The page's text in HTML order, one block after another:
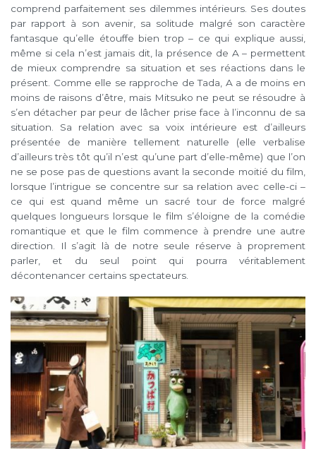
comprend parfaitement ses dilemmes intérieurs. Ses doutes
par rapport à son avenir, sa solitude malgré son caractère
fantasque qu’elle étouffe bien trop – ce qui explique aussi,
même si cela n’est jamais dit, la présence de A – permettent
de mieux comprendre sa situation et ses réactions dans le
présent. Comme elle se rapproche de Tada, A a de moins en
moins de raisons d’être, mais Mitsuko ne peut se résoudre à
s’en détacher par peur de lâcher prise face à l’inconnu de sa
situation. Sa relation avec sa voix intérieure est d’ailleurs
présentée de manière tellement naturelle (elle verbalise
d’ailleurs très tôt qu’il n’est qu’une part d’elle-même) que l’on
ne se pose pas de questions avant la seconde moitié du film,
lorsque l’intrigue se concentre sur sa relation avec celle-ci –
ce qui est quand même un sacré tour de force malgré
quelques longueurs lorsque le film s’éloigne de la comédie
romantique et que le film commence à prendre une autre
direction. Il s’agit là de notre seule réserve à proprement
parler, et du seul point qui pourra véritablement
décontenancer certains spectateurs.